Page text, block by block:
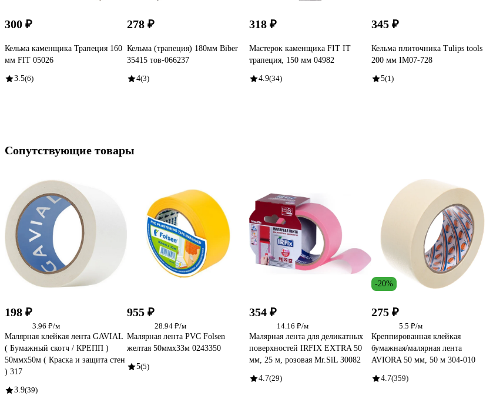
300 ₽
Кельма каменщика Трапеция 160
мм FIT 05026
3.5(6)
278 ₽
Кельма (трапеция) 180мм Biber
35415 тов-066237
4(3)
318 ₽
Мастерок каменщика FIT IT
трапеция, 150 мм 04982
4.9(34)
345 ₽
Кельма плиточника Tulips tools
200 мм IM07-728
5(1)
Сопутствующие товары
198 ₽
3.96 ₽/м
Малярная клейкая лента GAVIAL
( Бумажный скотч / КРЕПП )
50ммх50м ( Краска и защита стен
) 317
3.9(39)
955 ₽
28.94 ₽/м
Малярная лента PVC Folsen
желтая 50ммx33м 0243350
5(5)
354 ₽
14.16 ₽/м
Малярная лента для деликатных
поверхностей IRFIX EXTRA 50
мм, 25 м, розовая Mr.SiL 30082
4.7(29)
-20%
275 ₽
5.5 ₽/м
Креппированная клейкая
бумажная/малярная лента
AVIORA 50 мм, 50 м 304-010
4.7(359)